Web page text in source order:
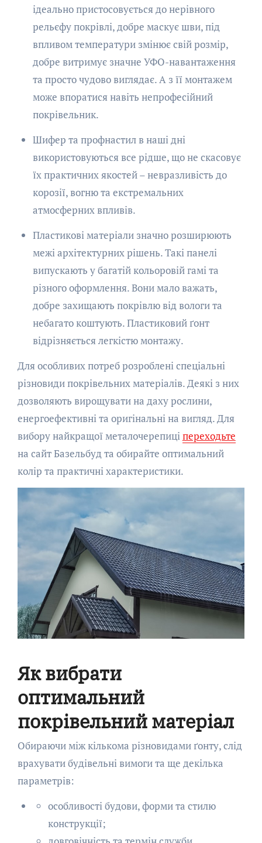
ідеально пристосовується до нерівного
рельєфу покрівлі, добре маскує шви, під
впливом температури змінює свій розмір,
добре витримує значне УФО-навантаження
та просто чудово виглядає. А з її монтажем
може впоратися навіть непрофесійний
покрівельник.
Шифер та профнастил в наші дні
використовуються все рідше, що не скасовує
їх практичних якостей – невразливість до
корозії, вогню та екстремальних
атмосферних впливів.
Пластикові матеріали значно розширюють
межі архітектурних рішень. Такі панелі
випускають у багатій кольоровій гамі та
різного оформлення. Вони мало важать,
добре захищають покрівлю від вологи та
небагато коштують. Пластиковий ґонт
відрізняється легкістю монтажу.
Для особливих потреб розроблені спеціальні
різновиди покрівельних матеріалів. Деякі з них
дозволяють вирощувати на даху рослини,
енергоефективні та оригінальні на вигляд. Для
вибору найкращої металочерепиціпереходьте
на сайт Базельбуд та обирайте оптимальний
колір та практичні характеристики.
Як вибрати
оптимальний
покрівельний матеріал
Обираючи між кількома різновидами ґонту, слід
врахувати будівельні вимоги та ще декілька
параметрів:
особливості будови, форми та стилю
конструкції;